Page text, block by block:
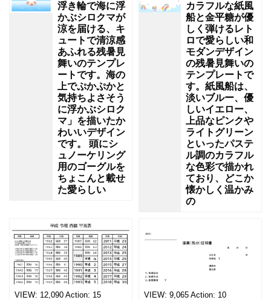
浮き輪で海に浮
かぶシロクマが
涼を届ける、キ
ュートで清涼感
あふれる残暑見
舞いのテンプレ
ートです。海の
上でぷかぷかと
気持ちよさそう
に浮かぶシロク
マ」を描いたか
わいいデザイン
です。 頭にシ
ュノーケリング
用のゴーグルを
ちょこんと載せ
た愛らしい
カラフルな紙風
船と金平糖が優
しく弾けるレト
ロで愛らしい和
モダンデザイン
の残暑見舞いの
テンプレートで
す。紙風船は、
淡いブルー、優
しいイエロー、
上品なピンクや
ライトグリーン
といったパステ
ル調のカラフル
な色彩で描かれ
ており、どこか
懐かしく温かみ
の
VIEW: 12,090 Action: 15 VIEW: 9,065 Action: 10